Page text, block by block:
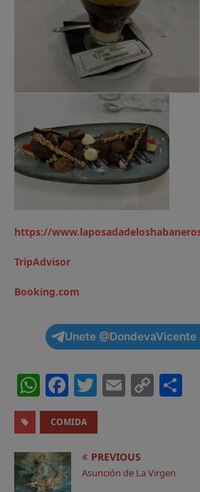
https://
TripAdvisor
Booking.com
Unete @DondevaVicente
W
h
a
ts
A
F
a
c
e
b
T
w
it
t
e
E
l
C
Li
COMIDA
PREVIOUS
Asunción de La Virgen